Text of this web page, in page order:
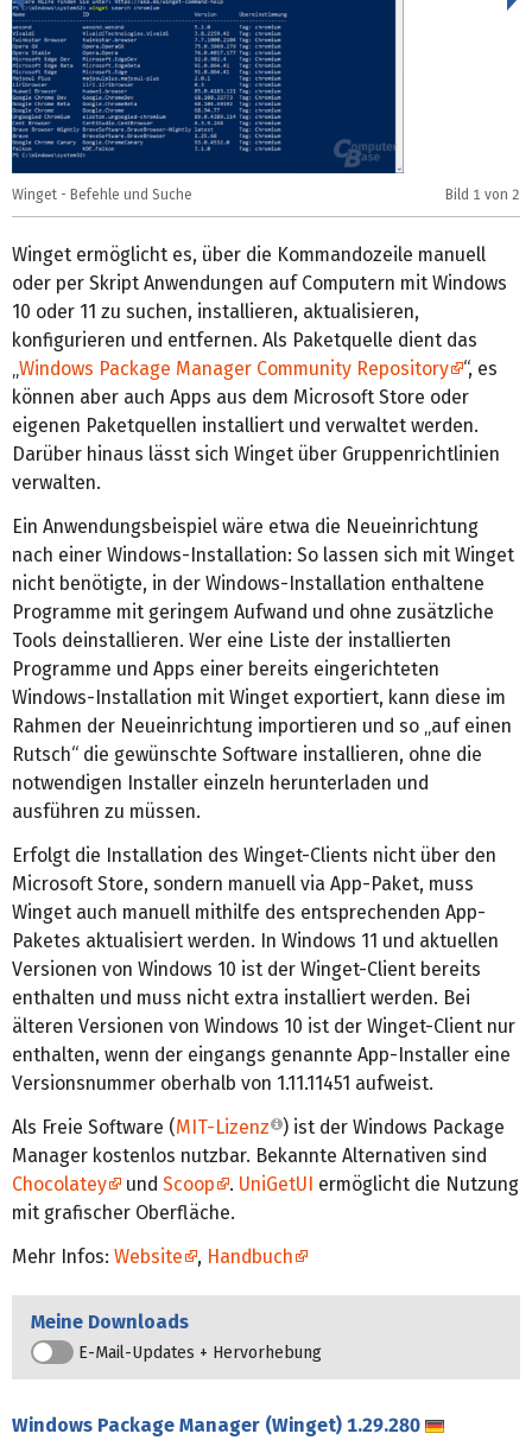
Winget - Befehle und Suche Bild 1 von 2
Winget ermöglicht es, über die Kommandozeile manuell
oder per Skript Anwendungen auf Computern mit Windows
10 oder 11 zu suchen, installieren, aktualisieren,
konfigurieren und entfernen. Als Paketquelle dient das
Windows Package Manager Community Repository
“, es
können aber auch Apps aus dem Microsoft Store oder
eigenen Paketquellen installiert und verwaltet werden.
Darüber hinaus lässt sich Winget über Gruppenrichtlinien
verwalten.
Ein Anwendungsbeispiel wäre etwa die Neueinrichtung
nach einer Windows-Installation: So lassen sich mit Winget
nicht benötigte, in der Windows-Installation enthaltene
Programme mit geringem Aufwand und ohne zusätzliche
Tools deinstallieren. Wer eine Liste der installierten
Programme und Apps einer bereits eingerichteten
Windows-Installation mit Winget exportiert, kann diese im
Rahmen der Neueinrichtung importieren und so „auf einen
Rutsch“ die gewünschte Software installieren, ohne die
notwendigen Installer einzeln herunterladen und
ausführen zu müssen.
Erfolgt die Installation des Winget-Clients nicht über den
Microsoft Store, sondern manuell via App-Paket, muss
Winget auch manuell mithilfe des entsprechenden App-
Paketes aktualisiert werden. In Windows 11 und aktuellen
Versionen von Windows 10 ist der Winget-Client bereits
enthalten und muss nicht extra installiert werden. Bei
älteren Versionen von Windows 10 ist der Winget-Client nur
enthalten, wenn der eingangs genannte App-Installer eine
Versionsnummer oberhalb von 1.11.11451 aufweist.
Als Freie Software (MIT-Lizenz
) ist der Windows Package
Manager kostenlos nutzbar. Bekannte Alternativen sind
Chocolatey
und Scoop . UniGetUI ermöglicht die Nutzung
mit grafischer Oberfläche.
Mehr Infos: Website , Handbuch
Meine Downloads
E-Mail-Updates + Hervorhebung
Windows Package Manager (Winget) 1.29.280